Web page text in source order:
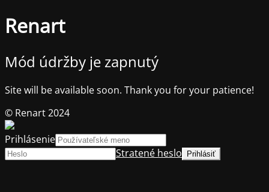
Renart
Mód údržby je zapnutý
Site will be available soon. Thank you for your patience!
© Renart 2024
Prihlásenie
Stratené heslo